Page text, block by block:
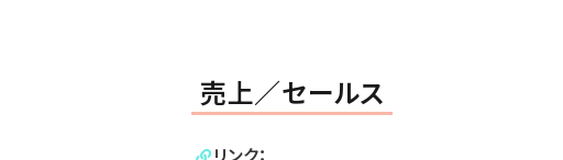
売上／セールス
リンク：